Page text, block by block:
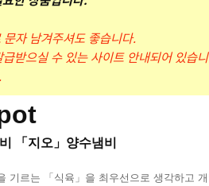
자 남겨주셔도 좋습니다.
받으실 수 있는 사이트 안내되어 있습
「지오」양수냄비
르는 「식육」을 최우선으로 생각하고